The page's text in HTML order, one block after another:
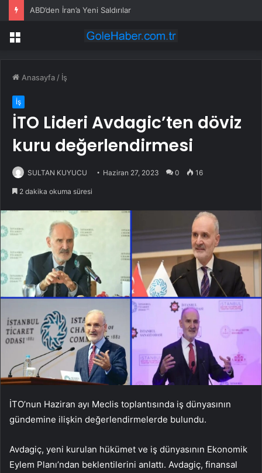
ABD’den İran’a Yeni Saldırılar
Menü
Anasayfa / İş
İş
İTO Lideri Avdagic’ten döviz
kuru değerlendirmesi
SULTAN KUYUCU Haziran 27, 2023 0 16
2 dakika okuma süresi
İTO’nun Haziran ayı Meclis toplantısında iş dünyasının
gündemine ilişkin değerlendirmelerde bulundu.
Avdagiç, yeni kurulan hükümet ve iş dünyasının Ekonomik
Eylem Planı’ndan beklentilerini anlattı. Avdagiç, finansal